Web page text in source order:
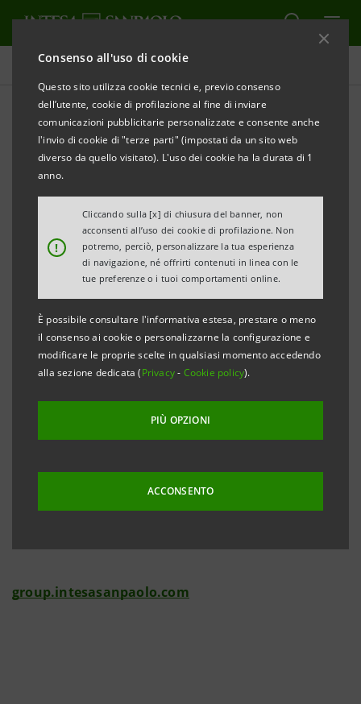
Consenso all'uso di cookie
Questo sito utilizza cookie tecnici e, previo consenso
dell’utente, cookie di profilazione al fine di inviare
comunicazioni pubblicitarie personalizzate e consente anche
l'invio di cookie di "terze parti" (impostati da un sito web
diverso da quello visitato). L'uso dei cookie ha la durata di 1
anno.
!
Cliccando sulla [x] di chiusura del banner, non
acconsenti all’uso dei cookie di profilazione. Non
potremo, perciò, personalizzare la tua esperienza
di navigazione, né offrirti contenuti in linea con le
tue preferenze o i tuoi comportamenti online.
È possibile consultare l'informativa estesa, prestare o meno
il consenso ai cookie o personalizzarne la configurazione e
modificare le proprie scelte in qualsiasi momento accedendo
alla sezione dedicata (Privacy- Cookie policy).
PIÙ OPZIONI
ACCONSENTO
Comunicati stampa
STAMPA AGGIORNA
INTESA SANPAOLO: CONSIGLIO DI GESTIONE
Torino, Milano, 9 maggio 2013– Il Consiglio di Gestione
Sorveglianza, si è riunito oggi al completo dei suoi
componenti e all’unanimità ha nominato Enrico
Tommaso Cucchiani Consigliere Delegato e CEO e
Carlo Messina Direttore Generale Vicario.
Investor Relations
investor.relations@intesasanpaolo.com
+39.02.87963531
group.intesasanpaolo.com